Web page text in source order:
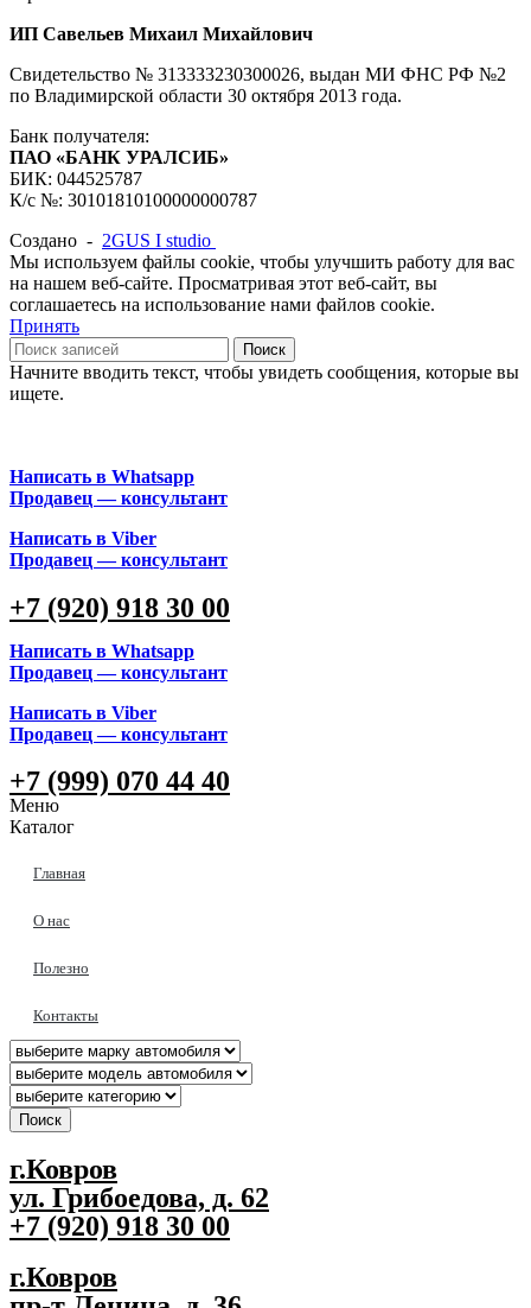
ИП Савельев Михаил Михайлович
Свидетельство № 313333230300026, выдан МИ ФНС РФ №2
по Владимирской области 30 октября 2013 года.
Банк получателя:
ПАО «БАНК УРАЛСИБ»
БИК: 044525787
К/с №: 30101810100000000787
Создано - 2GUS I studio
Мы используем файлы cookie, чтобы улучшить работу для вас
на нашем веб-сайте. Просматривая этот веб-сайт, вы
соглашаетесь на использование нами файлов cookie.
Принять
Поиск
Начните вводить текст, чтобы увидеть сообщения, которые вы
ищете.
Написать в Whatsapp
Продавец — консультант
Написать в Viber
Продавец — консультант
+7 (920) 918 30 00
Написать в Whatsapp
Продавец — консультант
Написать в Viber
Продавец — консультант
+7 (999) 070 44 40
Меню
Каталог
Главная
О нас
Полезно
Контакты
Поиск
г.Ковров
ул. Грибоедова, д. 62
+7 (920) 918 30 00
г.Ковров